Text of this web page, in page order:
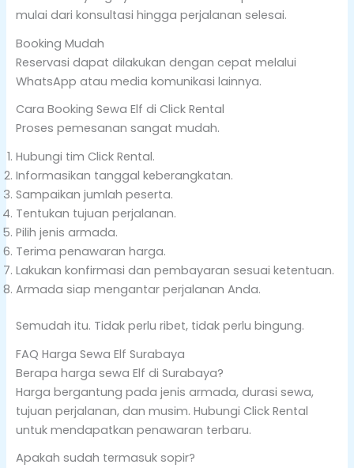
mulai dari konsultasi hingga perjalanan selesai.
Booking Mudah
Reservasi dapat dilakukan dengan cepat melalui
WhatsApp atau media komunikasi lainnya.
Cara Booking Sewa Elf di Click Rental
Proses pemesanan sangat mudah.
Hubungi tim Click Rental.
Informasikan tanggal keberangkatan.
Sampaikan jumlah peserta.
Tentukan tujuan perjalanan.
Pilih jenis armada.
Terima penawaran harga.
Lakukan konfirmasi dan pembayaran sesuai ketentuan.
Armada siap mengantar perjalanan Anda.
Semudah itu. Tidak perlu ribet, tidak perlu bingung.
FAQ Harga Sewa Elf Surabaya
Berapa harga sewa Elf di Surabaya?
Harga bergantung pada jenis armada, durasi sewa,
tujuan perjalanan, dan musim. Hubungi Click Rental
untuk mendapatkan penawaran terbaru.
Apakah sudah termasuk sopir?